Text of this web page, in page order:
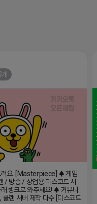
개
려요. [Masterpiece] ♠ 게임
/ 방송 / 상업용 디스코드 서
링크로 와주세요! ♠ 커뮤니
클랜 서버 제작 다수 [디스코드